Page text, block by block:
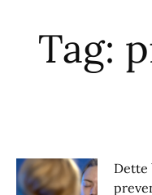
Tag:
Dette